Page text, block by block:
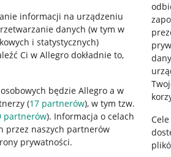
informacji na urządzeniu
danych (w tym w
i statystycznych)
Ci w Allegro dokładnie to,
będzie Allegro a w
(17 partnerów), w tym tzw.
partnerów). Informacja o celach
przez naszych partnerów
prywatności.
Regulamin
Polityka plików "cookies"
Ustawienia plików